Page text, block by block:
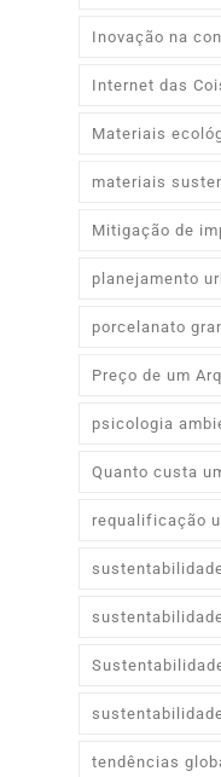
Inovação na
Internet das
Materiais
materiais
Mitigação de
planejamento
porcelanato
Preço de um
psicologia
Quanto custa
requalificação
tendências